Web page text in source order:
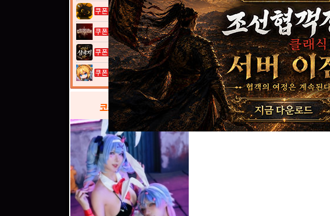
고양이 낚시터...
그레이 사가
이것이 삼국지...
여전사 키우기...
코스프레 갤러리